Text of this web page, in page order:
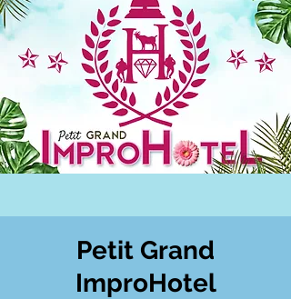
Petit Grand
ImproHotel